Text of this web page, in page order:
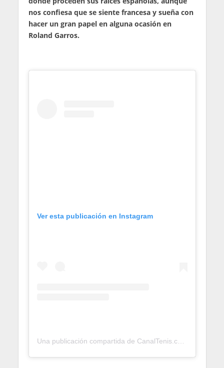
nos confiesa que se siente francesa y sueña con
hacer un gran papel en alguna ocasión en
Roland Garros.
Ver esta publicación en Instagram
Una publicación compartida de CanalTenis.com 🎾 (@canaltenis)